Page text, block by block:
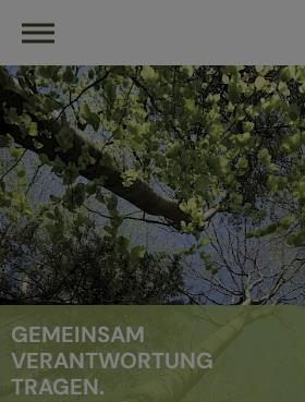
HOME
ÖKOCONTROL-
ÜBERBLICK
ÜBER UNS
UNSER LEITZEICHEN
HÄNDLER
HERSTELLER
MITGLIED WERDEN
GEMEINSAM
VERANTWORTUNG
TRAGEN.